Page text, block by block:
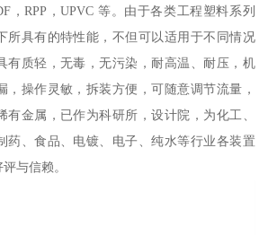
，RPP，UPVC 等。由于各类工程塑料系列
所具有的特性能，不但可以适用于不同情况
有质轻，无毒，无污染，耐高温、耐压，机
，操作灵敏，拆装方便，可随意调节流量，
有金属，已作为科研所，设计院，为化工、
药、食品、电镀、电子、纯水等行业各装置
与信赖。